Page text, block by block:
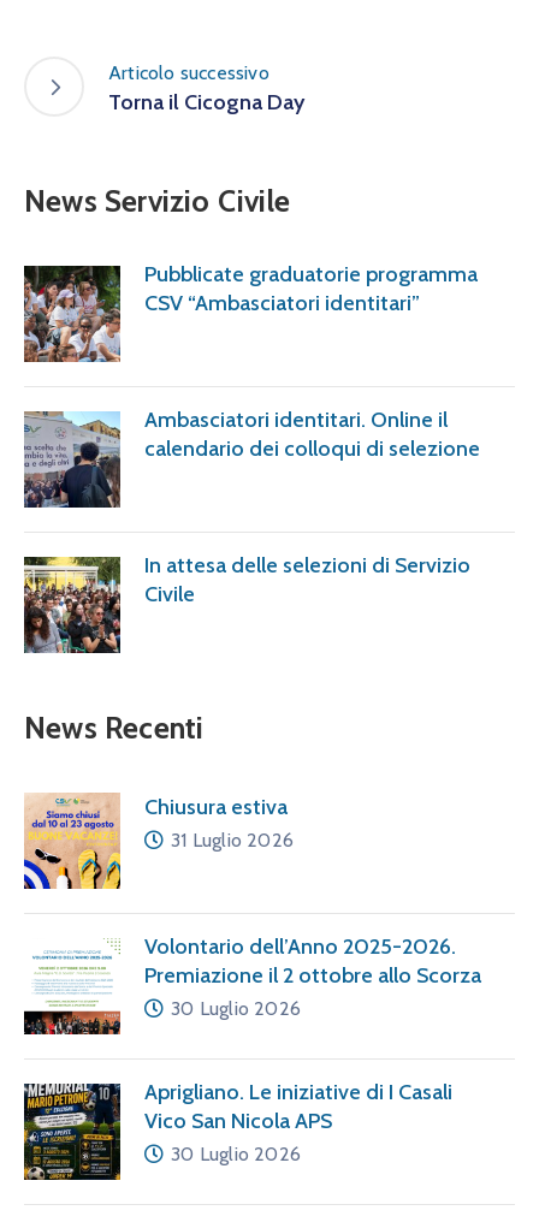
Articolo successivo
Torna il Cicogna Day
News Servizio Civile
Pubblicate graduatorie programma
CSV “Ambasciatori identitari”
Ambasciatori identitari. Online il
calendario dei colloqui di selezione
In attesa delle selezioni di Servizio
Civile
News Recenti
Chiusura estiva
31 Luglio 2026
Volontario dell’Anno 2025-2026.
Premiazione il 2 ottobre allo Scorza
30 Luglio 2026
Aprigliano. Le iniziative di I Casali
Vico San Nicola APS
30 Luglio 2026